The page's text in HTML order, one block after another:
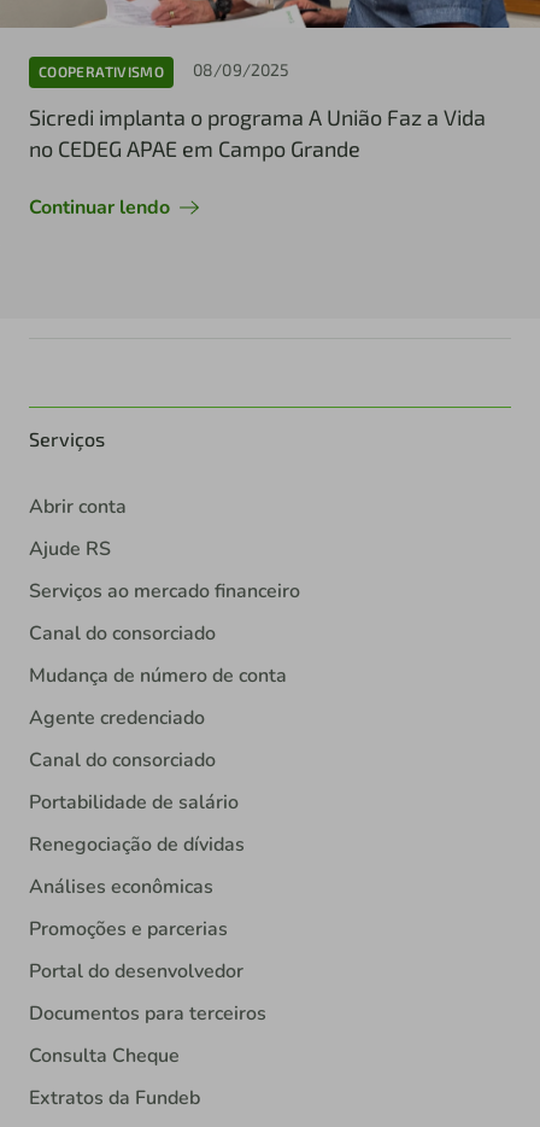
COOPERATIVISMO 08/09/2025
Sicredi implanta o programa A União Faz a Vida
no CEDEG APAE em Campo Grande
Continuar lendo
Serviços
Abrir conta
Ajude RS
Serviços ao mercado financeiro
Canal do consorciado
Mudança de número de conta
Agente credenciado
Canal do consorciado
Portabilidade de salário
Renegociação de dívidas
Análises econômicas
Promoções e parcerias
Portal do desenvolvedor
Documentos para terceiros
Consulta Cheque
Extratos da Fundeb